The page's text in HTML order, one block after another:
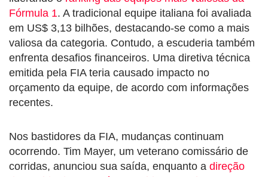
Fórmula 1. A tradicional equipe italiana foi avaliada
em US$ 3,13 bilhões, destacando-se como a mais
valiosa da categoria. Contudo, a escuderia também
enfrenta desafios financeiros. Uma diretiva técnica
emitida pela FIA teria causado impacto no
orçamento da equipe, de acordo com informações
recentes.
Nos bastidores da FIA, mudanças continuam
ocorrendo. Tim Mayer, um veterano comissário de
corridas, anunciou sua saída, enquanto a direção